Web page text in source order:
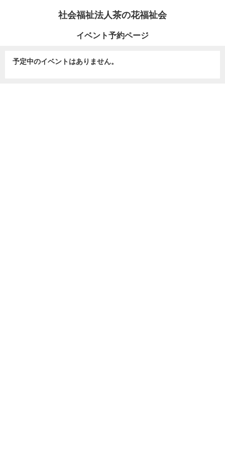
社会福祉法人茶の花福祉会
イベント予約ページ
予定中のイベントはありません。